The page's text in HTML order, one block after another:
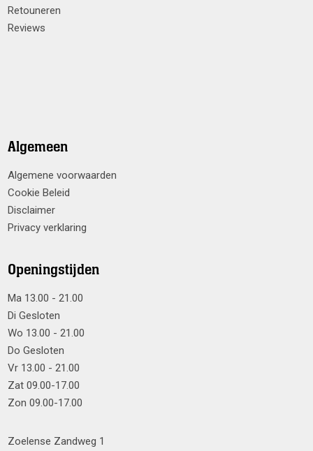
Retouneren
Reviews
Algemeen
Algemene voorwaarden
Cookie Beleid
Disclaimer
Privacy verklaring
Openingstijden
Ma 13.00 - 21.00
Di Gesloten
Wo 13.00 - 21.00
Do Gesloten
Vr 13.00 - 21.00
Zat 09.00-17.00
Zon 09.00-17.00
Zoelense Zandweg 1